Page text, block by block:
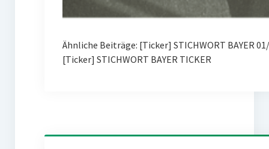
Ähnliche Beiträge: [Ticker] STICHWORT BAYER
[Ticker] STICHWORT BAYER TICKER